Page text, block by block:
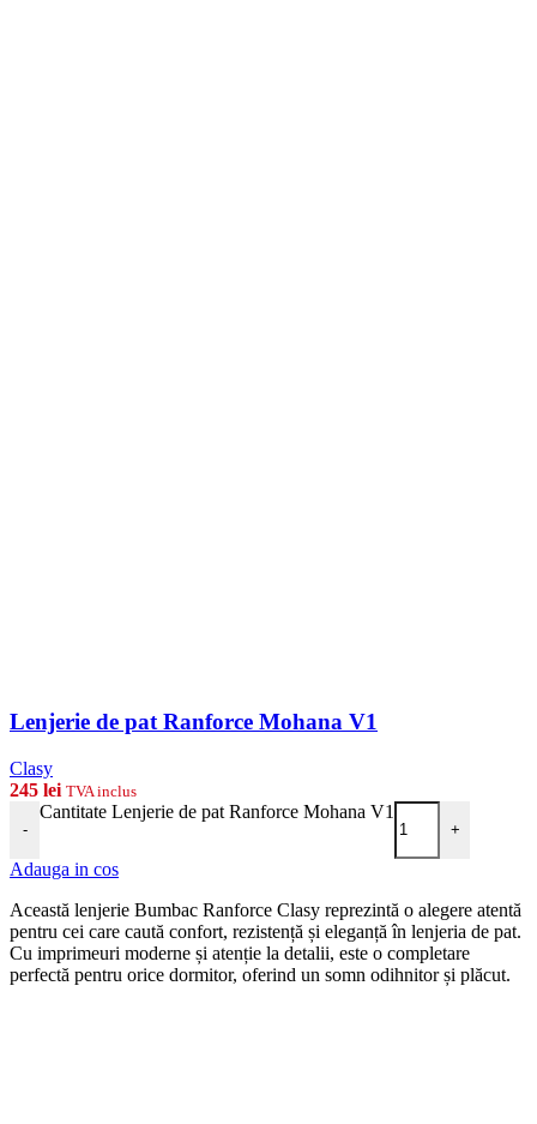
Lenjerie de pat Ranforce Mohana V1
Clasy
245 lei TVA inclus
-
Cantitate Lenjerie de pat Ranforce Mohana V1
+
Adauga in cos
Această lenjerie Bumbac Ranforce Clasy reprezintă o alegere atentă
pentru cei care caută confort, rezistență și eleganță în lenjeria de pat.
Cu imprimeuri moderne și atenție la detalii, este o completare
perfectă pentru orice dormitor, oferind un somn odihnitor și plăcut.